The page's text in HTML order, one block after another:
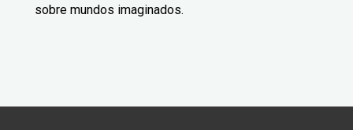
sobre mundos imaginados.